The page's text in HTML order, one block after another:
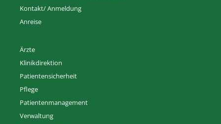
Kontakt/ Anmeldung
Anreise
Ärzte
Klinikdirektion
Patientensicherheit
Pflege
Patientenmanagement
Verwaltung